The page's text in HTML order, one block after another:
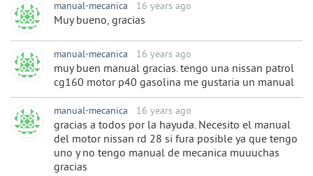
manual-mecanica 16 years ago
Muy bueno, gracias
manual-mecanica 16 years ago
muy buen manual gracias. tengo una nissan patrol
cg160 motor p40 gasolina me gustaria un manual
manual-mecanica 16 years ago
gracias a todos por la hayuda. Necesito el manual
del motor nissan rd 28 si fura posible ya que tengo
uno y no tengo manual de mecanica muuuchas
gracias